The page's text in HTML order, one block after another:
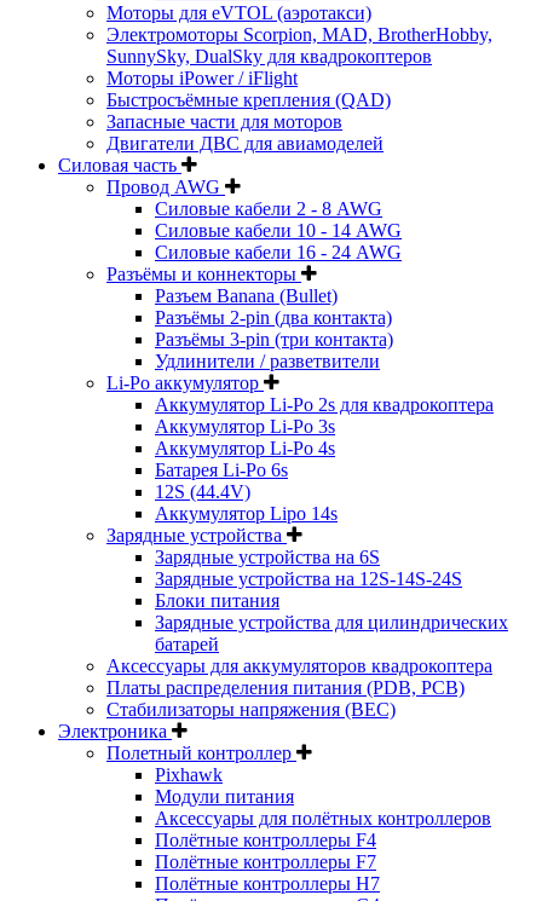
Моторы для eVTOL (аэротакси)
Электромоторы Scorpion, MAD, BrotherHobby,
SunnySky, DualSky для квадрокоптеров
Моторы iPower / iFlight
Быстросъёмные крепления (QAD)
Запасные части для моторов
Двигатели ДВС для авиамоделей
Силовая часть
Провод AWG
Силовые кабели 2 - 8 AWG
Силовые кабели 10 - 14 AWG
Силовые кабели 16 - 24 AWG
Разъёмы и коннекторы
Разъем Banana (Bullet)
Разъёмы 2-pin (два контакта)
Разъёмы 3-pin (три контакта)
Удлинители / разветвители
Li-Po аккумулятор
Аккумулятор Li-Po 2s для квадрокоптера
Аккумулятор Li-Po 3s
Аккумулятор Li-Po 4s
Батарея Li-Po 6s
12S (44.4V)
Аккумулятор Lipo 14s
Зарядные устройства
Зарядные устройства на 6S
Зарядные устройства на 12S-14S-24S
Блоки питания
Зарядные устройства для цилиндрических
батарей
Аксессуары для аккумуляторов квадрокоптера
Платы распределения питания (PDB, PCB)
Стабилизаторы напряжения (BEC)
Электроника
Полетный контроллер
Pixhawk
Модули питания
Аксессуары для полётных контроллеров
Полётные контроллеры F4
Полётные контроллеры F7
Полётные контроллеры H7